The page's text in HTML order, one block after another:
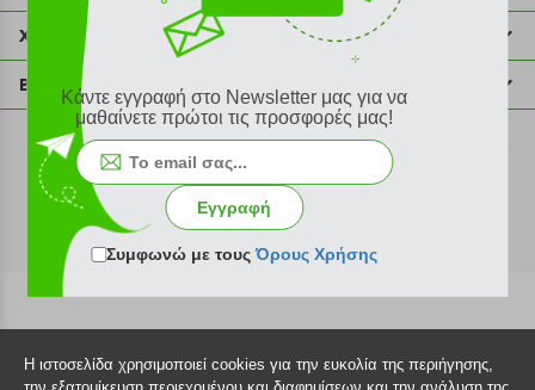
211 2000 700
info@plus4u.gr
Χρήσιμες πληροφορίες
Η εταιρία
Σημεία παραλαβής
Ευκαιρίες καριέρας
Όροι χρήσης
Sitemap
Βοήθεια
Εξέλιξη παραγγελίας
Τρόποι παραγγελίας
Τρόποι πληρωμής
Τρόποι αποστολής
Πολιτική επιστροφών
Τεχνική υποστήριξη
©2026 Plus4u.gr
Κάντε εγγραφή στο Newsletter μας για να
μαθαίνετε πρώτοι τις προσφορές μας!
Εγγραφή
Συμφωνώ με τουςΌρους Χρήσης
Η ιστοσελίδα χρησιμοποιεί cookies για την ευκολία της περιήγησης,